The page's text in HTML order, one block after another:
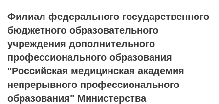
Филиал федерального государственного
бюджетного образовательного
учреждения дополнительного
профессионального образования
"Российская медицинская академия
непрерывного профессионального
образования" Министерства